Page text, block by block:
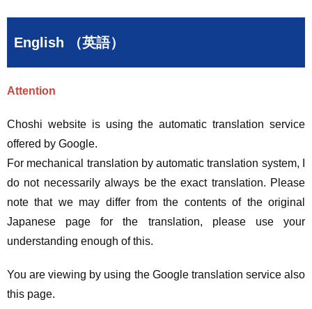
English （英語）
Attention
Choshi website is using the automatic translation service
offered by Google.
For mechanical translation by automatic translation system, I
do not necessarily always be the exact translation. Please
note that we may differ from the contents of the original
Japanese page for the translation, please use your
understanding enough of this.
You are viewing by using the Google translation service also
this page.